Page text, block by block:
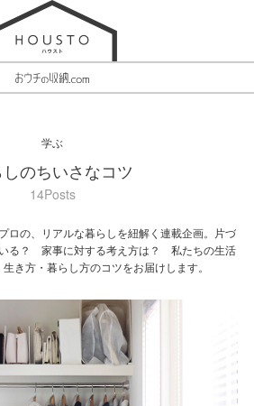
学ぶ
のちいさなコツ
14Posts
ロの、リアルな暮らしを紐解く連載企画。片づ
る？ 家事に対する考え方は？ 私たちの生活
き方・暮らし方のコツをお届けします。